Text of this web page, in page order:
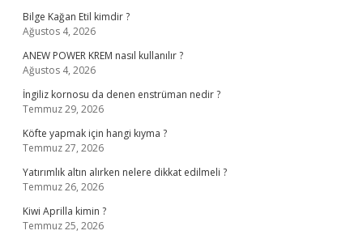
Bilge Kağan Etil kimdir ?
Ağustos 4, 2026
ANEW POWER KREM nasıl kullanılır ?
Ağustos 4, 2026
İngiliz kornosu da denen enstrüman nedir ?
Temmuz 29, 2026
Köfte yapmak için hangi kıyma ?
Temmuz 27, 2026
Yatırımlık altın alırken nelere dikkat edilmeli ?
Temmuz 26, 2026
Kiwi Aprilla kimin ?
Temmuz 25, 2026